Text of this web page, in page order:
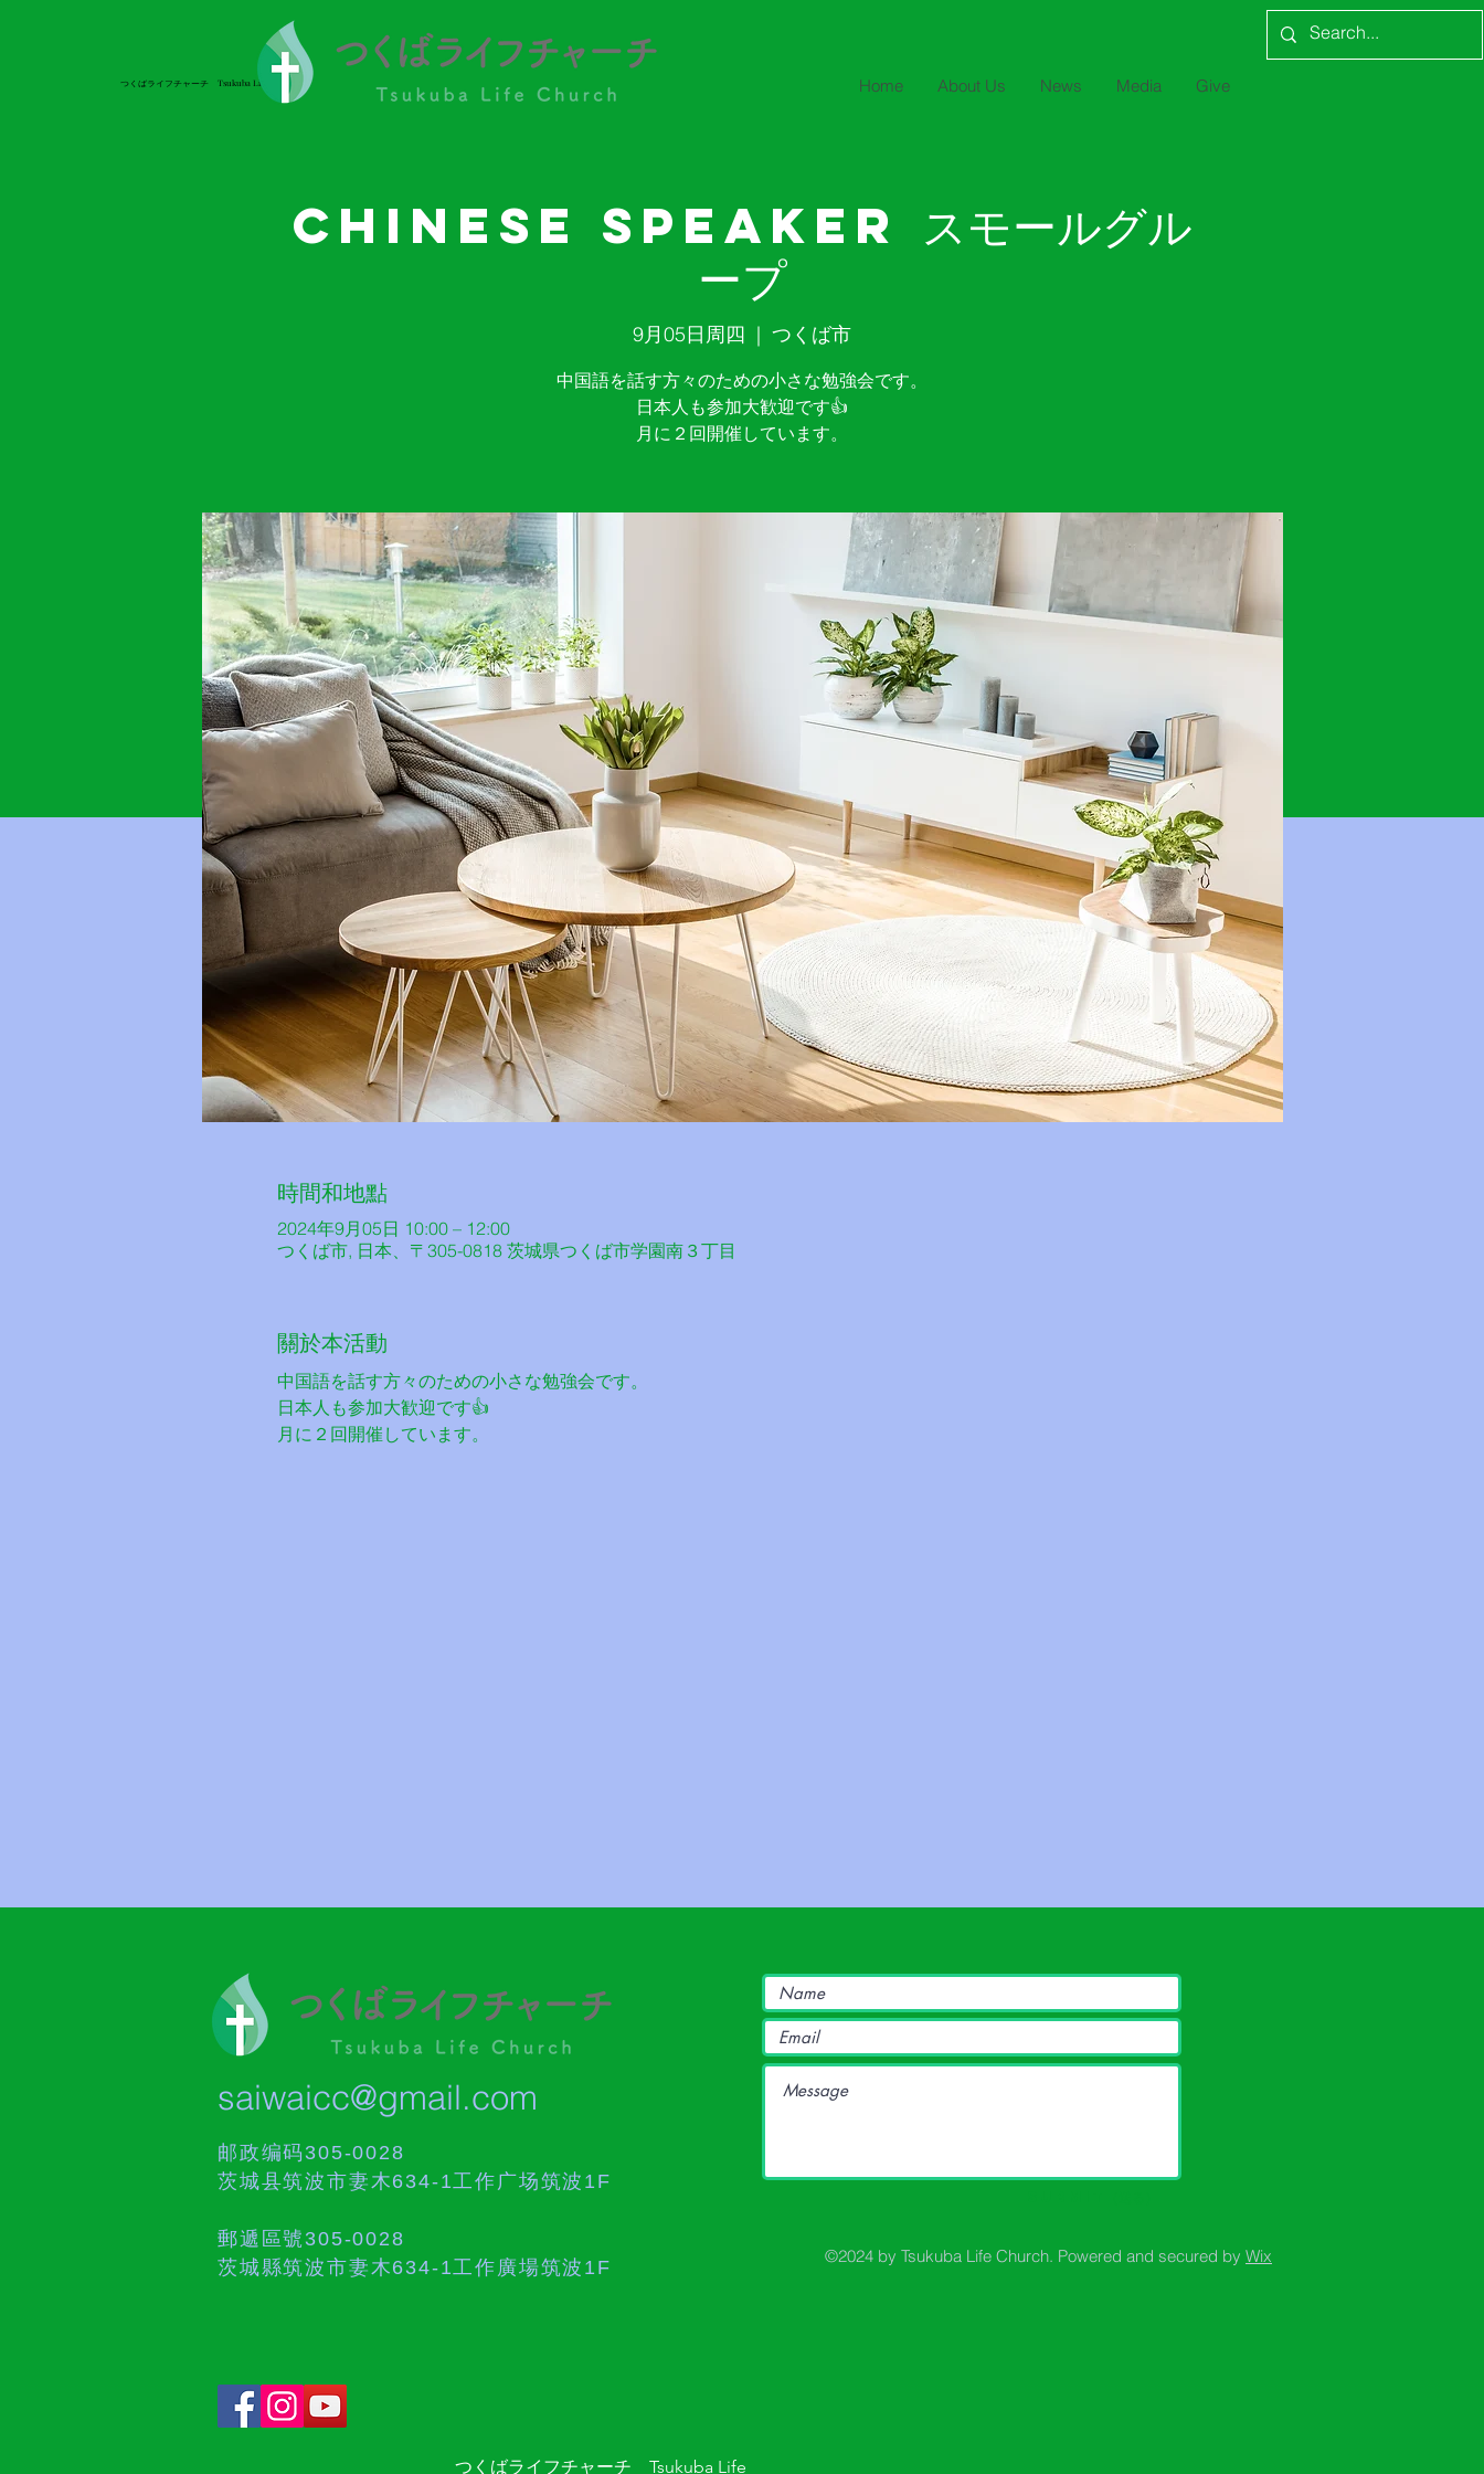
つくばライフチャーチ Tsukuba Life Church
つくばライフチャーチ Tsukuba Life Church Home About Us News Media Give
Chinese Speaker スモールグル
ープ
9月05日周四
  |
つくば市
中国語を話す方々のための小さな勉強会です。
日本人も参加大歓迎です👍
月に２回開催しています。
時間和地點
2024年9月05日 10:00 – 12:00
つくば市, 日本、〒305-0818 茨城県つくば市学園南３丁目
關於本活動
中国語を話す方々のための小さな勉強会です。
日本人も参加大歓迎です👍
月に２回開催しています。
saiwaicc@gmail.com
邮政编码305-0028
茨城县筑波市妻木634-1工作广场筑波1F
郵遞區號305-0028
茨城縣筑波市妻木634-1工作廣場筑波1F
©2024 by Tsukuba Life Church. Powered and secured by Wix
つくばライフチャーチ Tsukuba Life